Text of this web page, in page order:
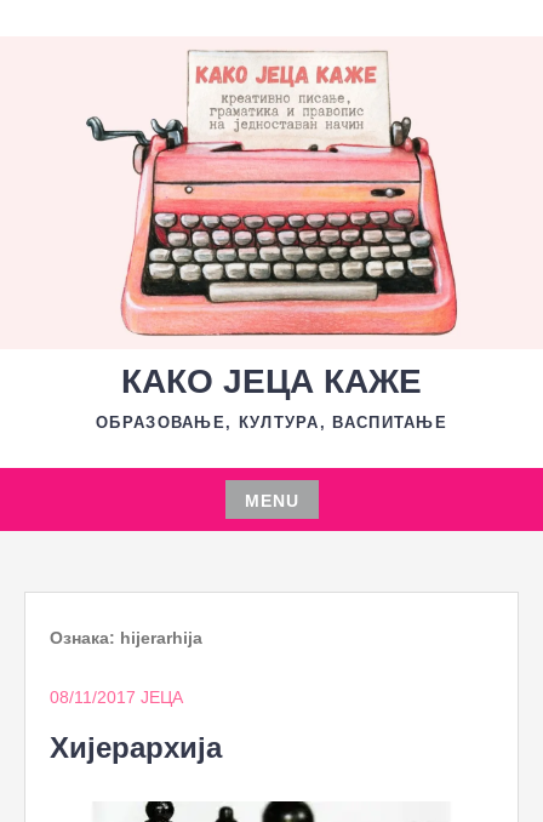
КАКО ЈЕЦА КАЖЕ
ОБРАЗОВАЊЕ, КУЛТУРА, ВАСПИТАЊЕ
MENU
Skip
content
Ознака: hijerarhija
08/11/2017 ЈЕЦА
Хијерархија